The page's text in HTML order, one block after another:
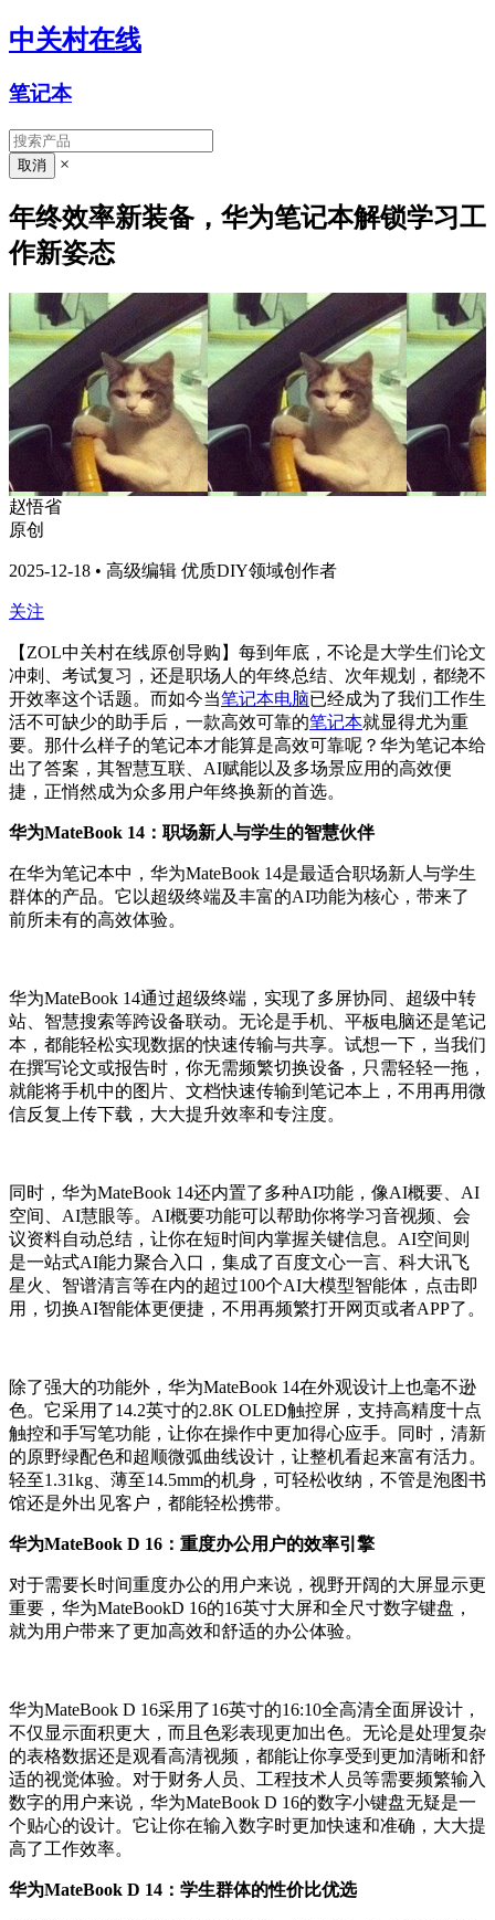
中关村在线
笔记本
×
年终效率新装备，华为笔记本解锁学习工
作新姿态
赵悟省
原创
2025-12-18 • 高级编辑 优质DIY领域创作者
关注
【ZOL中关村在线原创导购】每到年底，不论是大学生们论文
冲刺、考试复习，还是职场人的年终总结、次年规划，都绕不
开效率这个话题。而如今当笔记本电脑已经成为了我们工作生
活不可缺少的助手后，一款高效可靠的笔记本就显得尤为重
要。那什么样子的笔记本才能算是高效可靠呢？华为笔记本给
出了答案，其智慧互联、AI赋能以及多场景应用的高效便
捷，正悄然成为众多用户年终换新的首选。
华为MateBook 14：职场新人与学生的智慧伙伴
在华为笔记本中，华为MateBook 14是最适合职场新人与学生
群体的产品。它以超级终端及丰富的AI功能为核心，带来了
前所未有的高效体验。
华为MateBook 14通过超级终端，实现了多屏协同、超级中转
站、智慧搜索等跨设备联动。无论是手机、平板电脑还是笔记
本，都能轻松实现数据的快速传输与共享。试想一下，当我们
在撰写论文或报告时，你无需频繁切换设备，只需轻轻一拖，
就能将手机中的图片、文档快速传输到笔记本上，不用再用微
信反复上传下载，大大提升效率和专注度。
同时，华为MateBook 14还内置了多种AI功能，像AI概要、AI
空间、AI慧眼等。AI概要功能可以帮助你将学习音视频、会
议资料自动总结，让你在短时间内掌握关键信息。AI空间则
是一站式AI能力聚合入口，集成了百度文心一言、科大讯飞
星火、智谱清言等在内的超过100个AI大模型智能体，点击即
用，切换AI智能体更便捷，不用再频繁打开网页或者APP了。
除了强大的功能外，华为MateBook 14在外观设计上也毫不逊
色。它采用了14.2英寸的2.8K OLED触控屏，支持高精度十点
触控和手写笔功能，让你在操作中更加得心应手。同时，清新
的原野绿配色和超顺微弧曲线设计，让整机看起来富有活力。
轻至1.31kg、薄至14.5mm的机身，可轻松收纳，不管是泡图书
馆还是外出见客户，都能轻松携带。
华为MateBook D 16：重度办公用户的效率引擎
对于需要长时间重度办公的用户来说，视野开阔的大屏显示更
重要，华为MateBookD 16的16英寸大屏和全尺寸数字键盘，
就为用户带来了更加高效和舒适的办公体验。
华为MateBook D 16采用了16英寸的16:10全高清全面屏设计，
不仅显示面积更大，而且色彩表现更加出色。无论是处理复杂
的表格数据还是观看高清视频，都能让你享受到更加清晰和舒
适的视觉体验。对于财务人员、工程技术人员等需要频繁输入
数字的用户来说，华为MateBook D 16的数字小键盘无疑是一
个贴心的设计。它让你在输入数字时更加快速和准确，大大提
高了工作效率。
华为MateBook D 14：学生群体的性价比优选